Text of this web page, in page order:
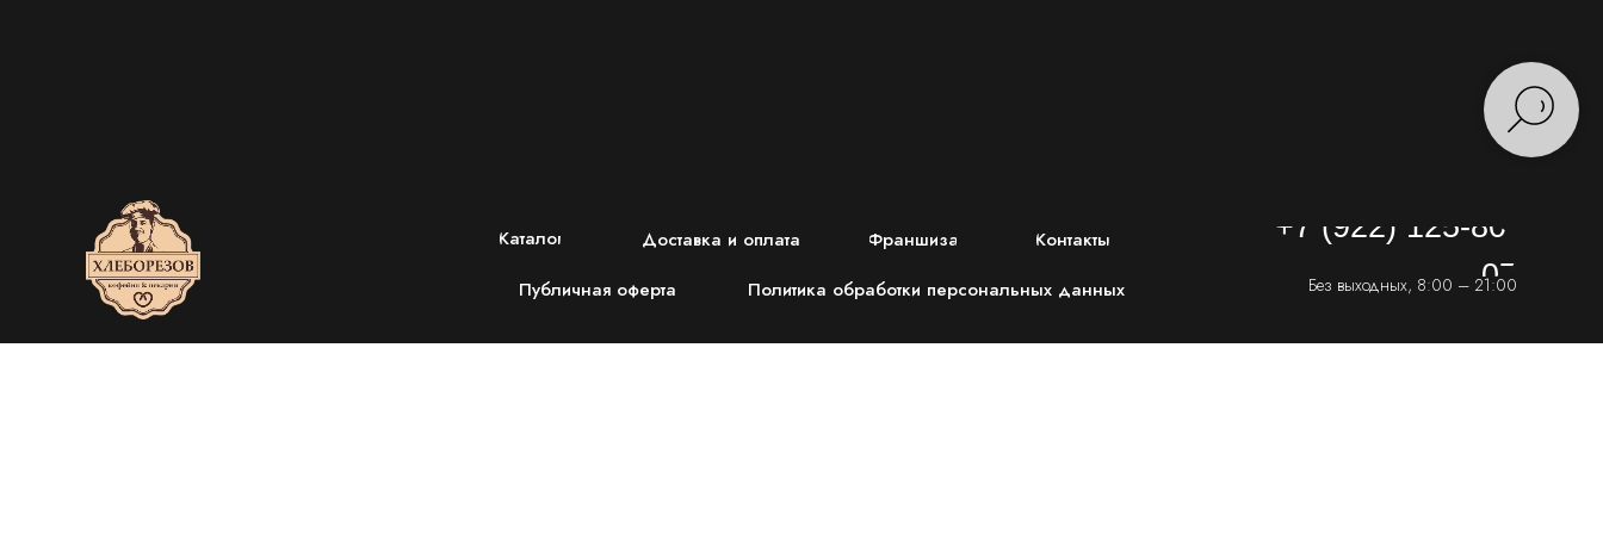
Франшиза Контакты
Доставка и оплата
Публичная оферта
Политика обработки персональных данных
Каталог
Без выходных, 8:00 – 21:00
+7 (922) 125-80-
07